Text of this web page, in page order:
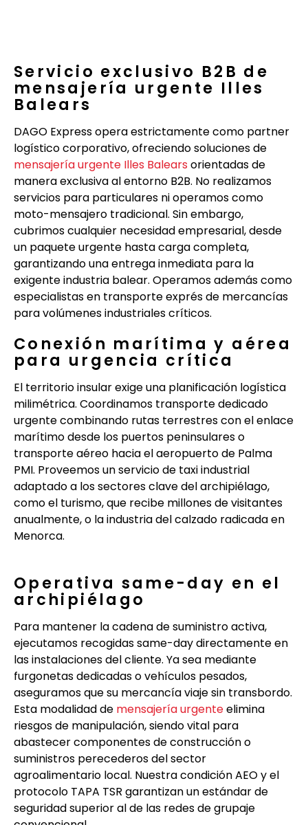
Servicio exclusivo B2B de
mensajería urgente Illes
Balears
DAGO Express opera estrictamente como partner
logístico corporativo, ofreciendo soluciones de
mensajería urgente Illes Balears orientadas de
manera exclusiva al entorno B2B. No realizamos
servicios para particulares ni operamos como
moto-mensajero tradicional. Sin embargo,
cubrimos cualquier necesidad empresarial, desde
un paquete urgente hasta carga completa,
garantizando una entrega inmediata para la
exigente industria balear. Operamos además como
especialistas en transporte exprés de mercancías
para volúmenes industriales críticos.
Conexión marítima y aérea
para urgencia crítica
El territorio insular exige una planificación logística
milimétrica. Coordinamos transporte dedicado
urgente combinando rutas terrestres con el enlace
marítimo desde los puertos peninsulares o
transporte aéreo hacia el aeropuerto de Palma
PMI. Proveemos un servicio de taxi industrial
adaptado a los sectores clave del archipiélago,
como el turismo, que recibe millones de visitantes
anualmente, o la industria del calzado radicada en
Menorca.
Operativa same-day en el
archipiélago
Para mantener la cadena de suministro activa,
ejecutamos recogidas same-day directamente en
las instalaciones del cliente. Ya sea mediante
furgonetas dedicadas o vehículos pesados,
aseguramos que su mercancía viaje sin transbordo.
Esta modalidad de mensajería urgenteelimina
riesgos de manipulación, siendo vital para
abastecer componentes de construcción o
suministros perecederos del sector
agroalimentario local. Nuestra condición AEO y el
protocolo TAPA TSR garantizan un estándar de
seguridad superior al de las redes de grupaje